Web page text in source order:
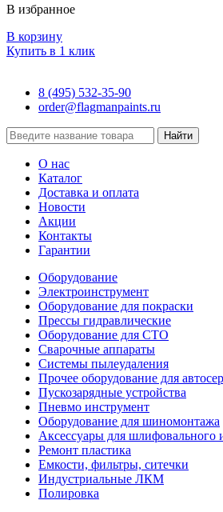
В избранное
В корзину
Купить в 1 клик
8 (495) 532-35-90
order@flagmanpaints.ru
Найти
О нас
Каталог
Доставка и оплата
Новости
Акции
Контакты
Гарантии
Оборудование
Электроинструмент
Оборудование для покраски
Прессы гидравлические
Оборудование для СТО
Сварочные аппараты
Системы пылеудаления
Прочее оборудование для
Пускозарядные устройства
Пневмо инструмент
Оборудование для шиномонтажа
Аксессуары для шлифовального
Ремонт пластика
Емкости, фильтры, ситечки
Индустриальные ЛКМ
Полировка